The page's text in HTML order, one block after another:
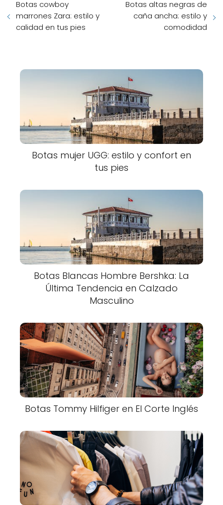
Botas cowboy
marrones Zara: estilo y
calidad en tus pies
Botas altas negras de
caña ancha: estilo y
comodidad
Botas mujer UGG: estilo y confort en
tus pies
Botas Blancas Hombre Bershka: La
Última Tendencia en Calzado
Masculino
Botas Tommy Hilfiger en El Corte Inglés